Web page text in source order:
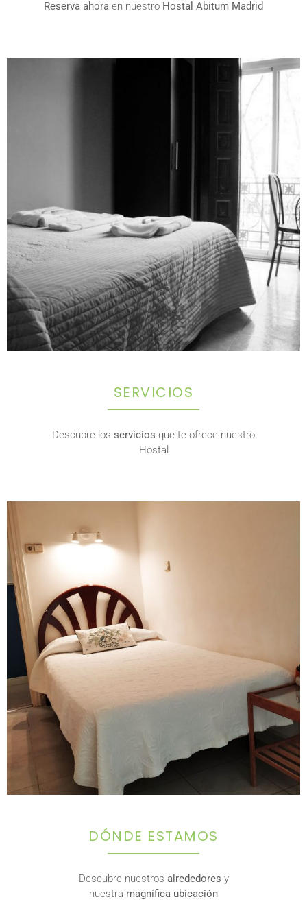
Reserva ahora en nuestro Hostal Abitum Madrid
SERVICIOS
Descubre los servicios que te ofrece nuestro
Hostal
DÓNDE ESTAMOS
Descubre nuestros alrededores y
nuestra magnífica ubicación